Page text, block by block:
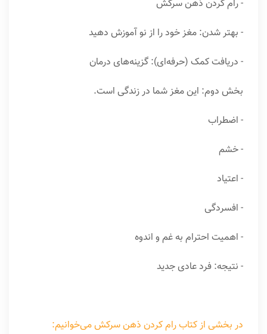
- رام کردن ذهن سرکش
- بهتر شدن: مغز خود را از نو آموزش دهید
- دریافت کمک (حرفه‌ای): گزینه‌های درمان
بخش دوم: این مغز شما در زندگی است.
- اضطراب
- خشم
- اعتیاد
- افسردگی
- اهمیت احترام به غم و اندوه
- نتیجه: فرد عادی جدید
در بخشی از کتاب رام کردن ذهن سرکش می‌خوانیم: